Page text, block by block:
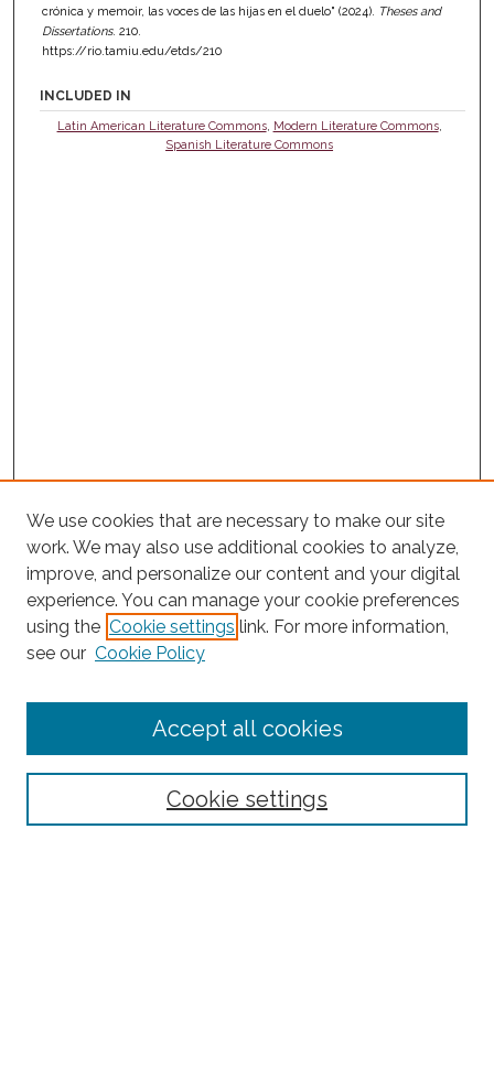
crónica y memoir, las voces de las hijas en el duelo" (2024). Theses and
Dissertations. 210.
https://rio.tamiu.edu/etds/210
INCLUDED IN
Latin American Literature Commons, Modern Literature Commons,
Spanish Literature Commons
Search
Select context to search:
We use cookies that are necessary to make our site
work. We may also use additional cookies to analyze,
improve, and personalize our content and your digital
experience. You can manage your cookie preferences
using the Cookie settings link. For more information,
see our Cookie Policy
Cookie settings
Accept all cookies